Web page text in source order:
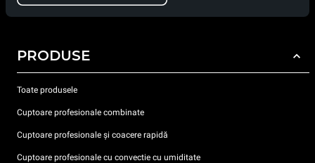
PRODUSE
Toate produsele
Cuptoare profesionale combinate
Cuptoare profesionale și coacere rapidă
Cuptoare profesionale cu convectie cu umiditate